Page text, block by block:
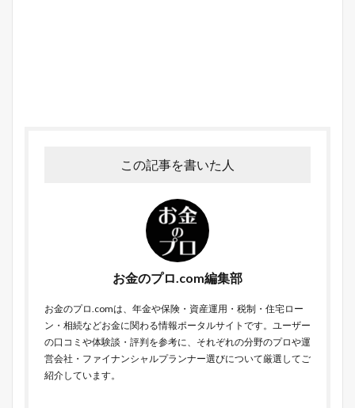
この記事を書いた人
お金のプロ.com編集部
お金のプロ.comは、年金や保険・資産運用・税制・住宅ロー
ン・相続などお金に関わる情報ポータルサイトです。ユーザー
の口コミや体験談・評判を参考に、それぞれの分野のプロや運
営会社・ファイナンシャルプランナー選びについて厳選してご
紹介しています。